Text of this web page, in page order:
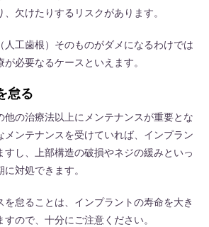
欠けたりするリスクがあります。
人工歯根）そのものがダメになるわけでは
必要なるケースといえます。
怠る
他の治療法以上にメンテナンスが重要とな
メンテナンスを受けていれば、インプラン
すし、上部構造の破損やネジの緩みといっ
対処できます。
を怠ることは、インプラントの寿命を大き
すので、十分にご注意ください。